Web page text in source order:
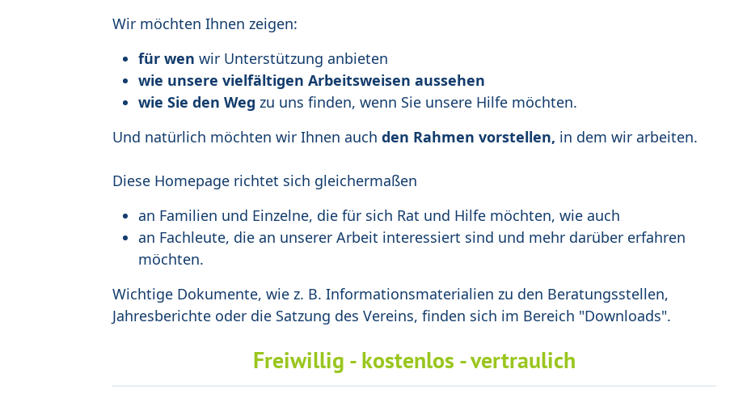
Wir möchten Ihnen zeigen:
für wen wir Unterstützung anbieten
wie unsere vielfältigen Arbeitsweisen aussehen
wie Sie den Weg zu uns finden, wenn Sie unsere Hilfe möchten.
Und natürlich möchten wir Ihnen auch den Rahmen vorstellen, in dem wir arbeiten.
Diese Homepage richtet sich gleichermaßen
an Familien und Einzelne, die für sich Rat und Hilfe möchten, wie auch
an Fachleute, die an unserer Arbeit interessiert sind und mehr darüber erfahren
möchten.
Wichtige Dokumente, wie z. B. Informationsmaterialien zu den Beratungsstellen,
Jahresberichte oder die Satzung des Vereins, finden sich im Bereich "Downloads".
Freiwillig - kostenlos - vertraulich